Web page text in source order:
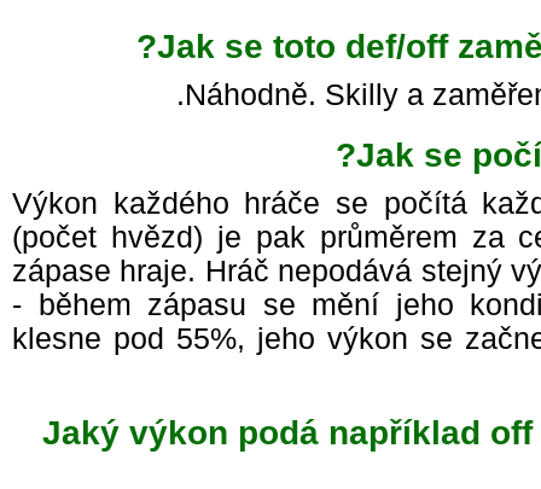
Jak se toto def/off
Náhodně. Skilly a
Jak se
Výkon každého hráče se počítá
(počet hvězd) je pak průměrem za
zápase hraje. Hráč nepodává stejný
- během zápasu se mění jeho
klesne pod 55%, jeho výkon se
Jaký výkon podá například